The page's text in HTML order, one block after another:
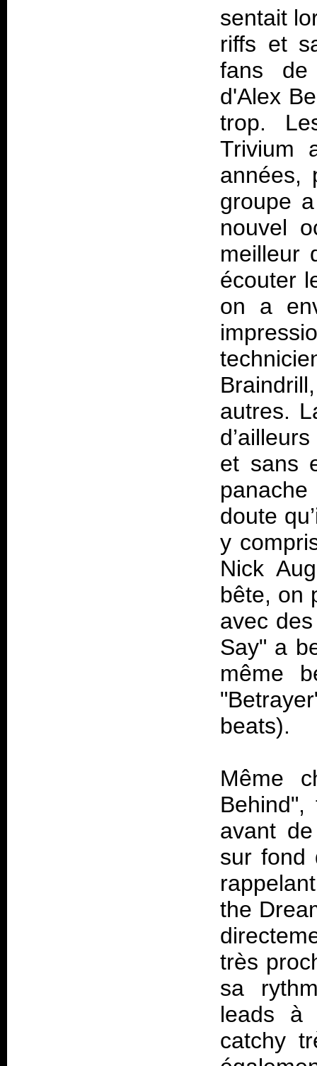
sentait
riffs et
fans de
d'Alex
trop.
Trivium
années,
groupe
nouvel
meilleur
écouter
on a
autres.
et sans
doute
y
Nick
bête, on
avec
Say" a
même
beats).
Même
avant
sur fond
the
très
sa
leads
catchy